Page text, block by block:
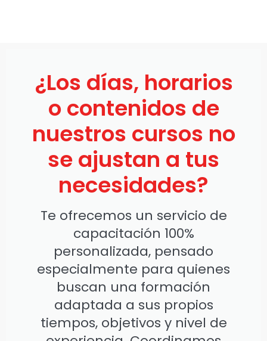
¿Los días, horarios
o contenidos de
nuestros cursos no
se ajustan a tus
necesidades?
Te ofrecemos un servicio de
capacitación 100%
personalizada, pensado
especialmente para quienes
buscan una formación
adaptada a sus propios
tiempos, objetivos y nivel de